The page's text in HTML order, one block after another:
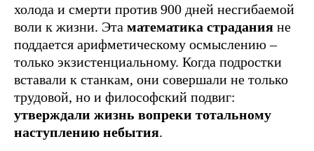
холода и смерти против 900 дней несгибаемой
воли к жизни. Эта математика страдания не
поддается арифметическому осмыслению –
только экзистенциальному. Когда подростки
вставали к станкам, они совершали не только
трудовой, но и философский подвиг:
утверждали жизнь вопреки тотальному
наступлению небытия.